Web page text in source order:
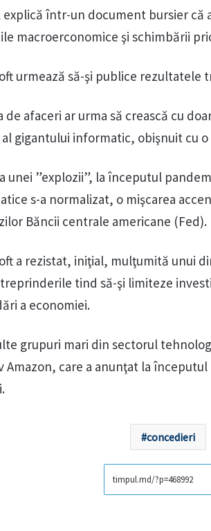
explică într-un document bursier că
macroerconomice şi schimbării
urmează să-şi publice rezultatele
de afaceri ar urma să crească cu
gigantului informatic, obişnuit cu
unei ”explozii”, la începutul
s-a normalizat, o mişcarea
Băncii centrale americane (Fed).
a rezistat, iniţial, mulţumită unui
tind să-şi limiteze
a economiei.
grupuri mari din sectorul
Amazon, care a anunţat la
concedieri